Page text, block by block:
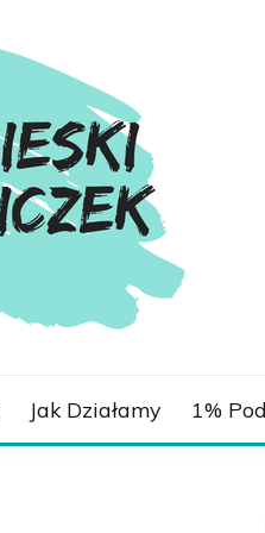
Jak Działamy 1%